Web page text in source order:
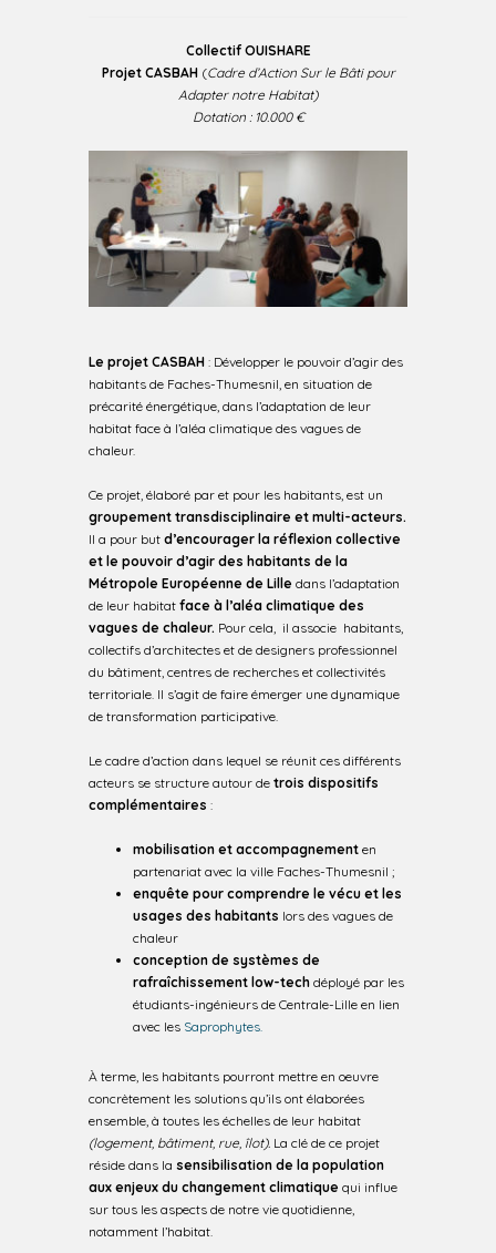
Collectif OUISHARE
Projet CASBAH (Cadre d’Action Sur le Bâti pour
Adapter notre Habitat)
Dotation : 10.000 €
Le projet CASBAH : Développer le pouvoir d’agir des
habitants de Faches-Thumesnil, en situation de
précarité énergétique, dans l’adaptation de leur
habitat face à l’aléa climatique des vagues de
chaleur.
Ce projet, élaboré par et pour les habitants, est un
groupement transdisciplinaire et multi-acteurs.
Il a pour but d’encourager la réflexion collective
et le pouvoir d’agir des habitants de la
Métropole Européenne de Lille dans l’adaptation
de leur habitat face à l’aléa climatique des
vagues de chaleur. Pour cela, il associe habitants,
collectifs d’architectes et de designers professionnel
du bâtiment, centres de recherches et collectivités
territoriale. Il s’agit de faire émerger une dynamique
de transformation participative.
Le cadre d’action dans lequel se réunit ces différents
acteurs se structure autour de trois dispositifs
complémentaires :
mobilisation et accompagnement en
partenariat avec la ville Faches-Thumesnil ;
enquête pour comprendre le vécu et les
usages des habitants lors des vagues de
chaleur
conception de systèmes de
rafraîchissement low-tech déployé par les
étudiants-ingénieurs de Centrale-Lille en lien
avec les Saprophytes.
À terme, les habitants pourront mettre en oeuvre
concrètement les solutions qu’ils ont élaborées
ensemble, à toutes les échelles de leur habitat
(logement, bâtiment, rue, îlot). La clé de ce projet
réside dans la sensibilisation de la population
aux enjeux du changement climatique qui influe
sur tous les aspects de notre vie quotidienne,
notamment l’habitat.